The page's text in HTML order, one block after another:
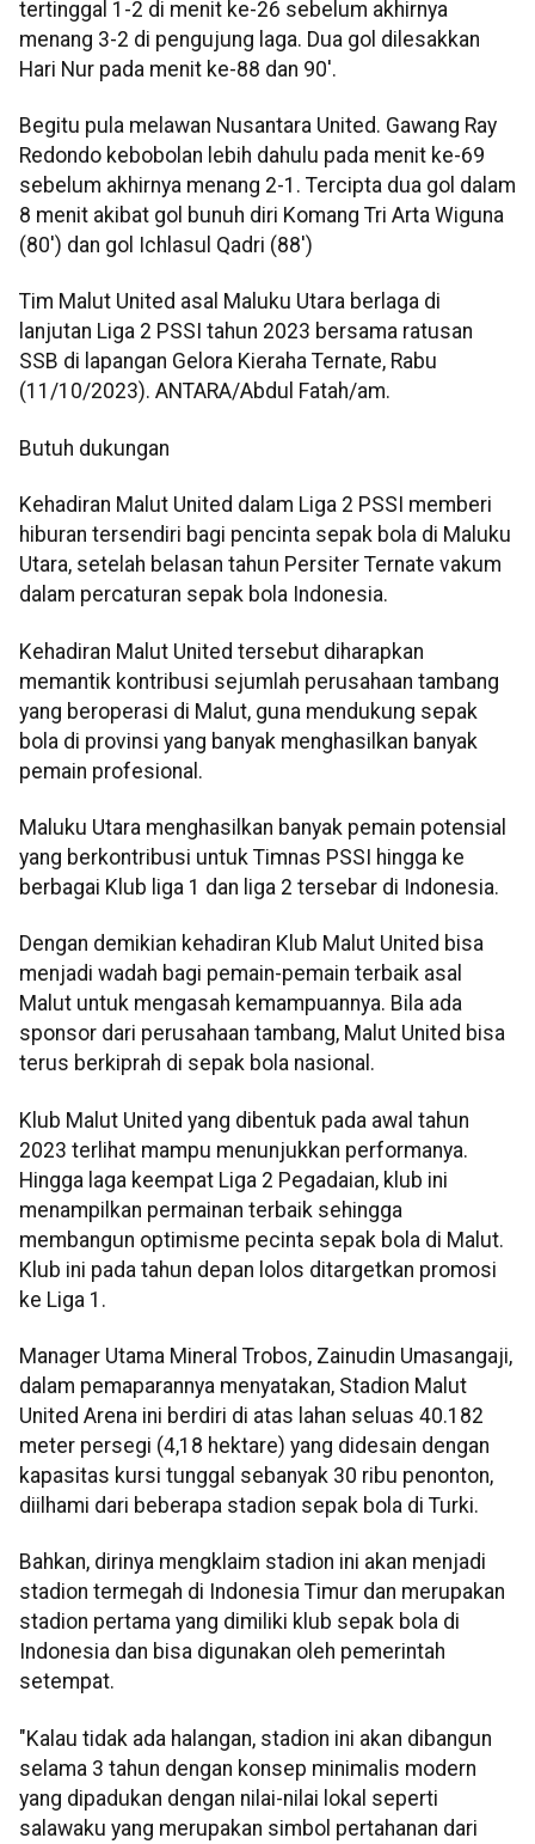
tertinggal 1-2 di menit ke-26 sebelum akhirnya
menang 3-2 di pengujung laga. Dua gol dilesakkan
Hari Nur pada menit ke-88 dan 90'.
Begitu pula melawan Nusantara United. Gawang Ray
Redondo kebobolan lebih dahulu pada menit ke-69
sebelum akhirnya menang 2-1. Tercipta dua gol dalam
8 menit akibat gol bunuh diri Komang Tri Arta Wiguna
(80') dan gol Ichlasul Qadri (88')
Tim Malut United asal Maluku Utara berlaga di
lanjutan Liga 2 PSSI tahun 2023 bersama ratusan
SSB di lapangan Gelora Kieraha Ternate, Rabu
(11/10/2023). ANTARA/Abdul Fatah/am.
Butuh dukungan
Kehadiran Malut United dalam Liga 2 PSSI memberi
hiburan tersendiri bagi pencinta sepak bola di Maluku
Utara, setelah belasan tahun Persiter Ternate vakum
dalam percaturan sepak bola Indonesia.
Kehadiran Malut United tersebut diharapkan
memantik kontribusi sejumlah perusahaan tambang
yang beroperasi di Malut, guna mendukung sepak
bola di provinsi yang banyak menghasilkan banyak
pemain profesional.
Maluku Utara menghasilkan banyak pemain potensial
yang berkontribusi untuk Timnas PSSI hingga ke
berbagai Klub liga 1 dan liga 2 tersebar di Indonesia.
Dengan demikian kehadiran Klub Malut United bisa
menjadi wadah bagi pemain-pemain terbaik asal
Malut untuk mengasah kemampuannya. Bila ada
sponsor dari perusahaan tambang, Malut United bisa
terus berkiprah di sepak bola nasional.
Klub Malut United yang dibentuk pada awal tahun
2023 terlihat mampu menunjukkan performanya.
Hingga laga keempat Liga 2 Pegadaian, klub ini
menampilkan permainan terbaik sehingga
membangun optimisme pecinta sepak bola di Malut.
Klub ini pada tahun depan lolos ditargetkan promosi
ke Liga 1.
Manager Utama Mineral Trobos, Zainudin Umasangaji,
dalam pemaparannya menyatakan, Stadion Malut
United Arena ini berdiri di atas lahan seluas 40.182
meter persegi (4,18 hektare) yang didesain dengan
kapasitas kursi tunggal sebanyak 30 ribu penonton,
diilhami dari beberapa stadion sepak bola di Turki.
Bahkan, dirinya mengklaim stadion ini akan menjadi
stadion termegah di Indonesia Timur dan merupakan
stadion pertama yang dimiliki klub sepak bola di
Indonesia dan bisa digunakan oleh pemerintah
setempat.
"Kalau tidak ada halangan, stadion ini akan dibangun
selama 3 tahun dengan konsep minimalis modern
yang dipadukan dengan nilai-nilai lokal seperti
salawaku yang merupakan simbol pertahanan dari